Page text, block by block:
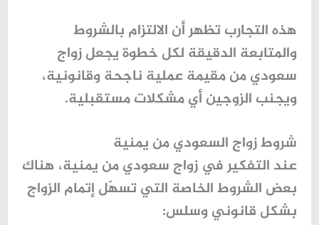
هذه التجارب تظهر أن الالتزام بالشروط
والمتابعة الدقيقة لكل خطوة يجعلزواج
سعودي من مقيمة عملية ناجحة وقانونية،
ويجنب الزوجين أي مشكلات مستقبلية.
شروط زواج السعودي من يمنية
عند التفكير في زواج سعودي من يمنية، هناك
بعض الشروط الخاصة التي تسهّل إتمام الزواج
بشكل قانوني وسلس: